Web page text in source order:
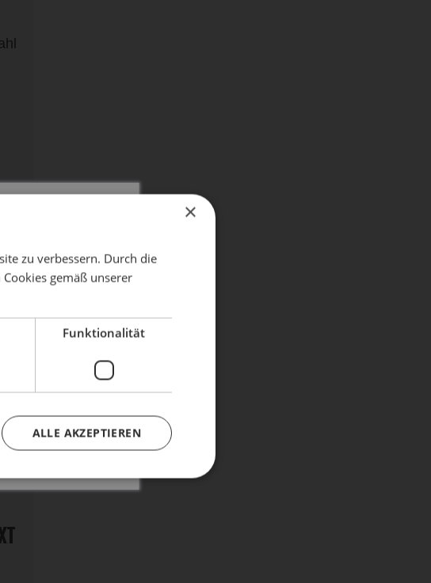
den es verdient!
Update?
×
zu verbessern. Durch die
gemäß unserer
Funktionalität
ALLE AKZEPTIEREN